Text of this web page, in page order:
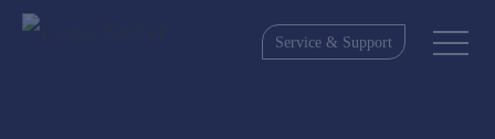
Service & Support